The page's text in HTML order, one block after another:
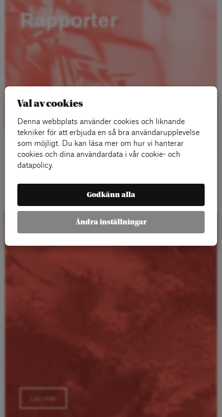
Rapporter
Kalender
Läs mer
Val av cookies
Denna webbplats använder cookies och liknande
tekniker för att erbjuda en så bra användarupplevelse
som möjligt. Du kan läsa mer om hur vi hanterar
cookies och dina användardata i vår cookie- och
datapolicy.
Godkänn alla
Ändra inställningar